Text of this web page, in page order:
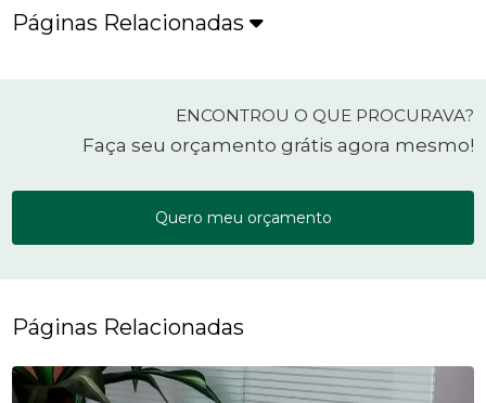
Páginas Relacionadas
ENCONTROU O QUE PROCURAVA?
Faça seu orçamento grátis agora mesmo!
Quero meu orçamento
Páginas Relacionadas